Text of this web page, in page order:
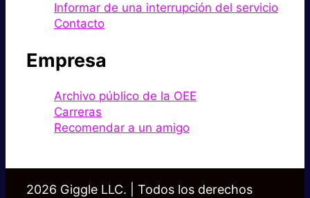
Informar de una interrupción del servicio
Contacto
Empresa
Archivo público de la OEE
Carreras
Recomendar a un amigo
2026 Giggle LLC. | Todos los derechos